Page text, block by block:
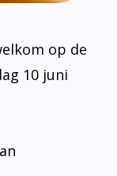
op de
10 juni